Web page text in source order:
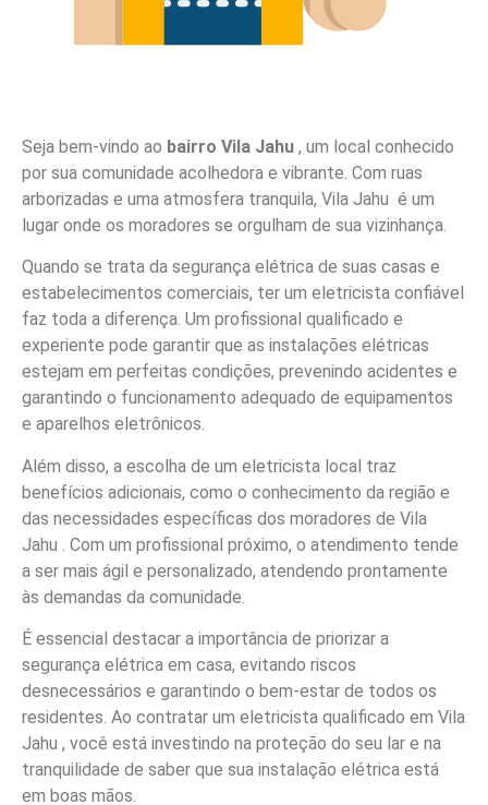
Seja bem-vindo ao bairro Vila Jahu , um local conhecido
por sua comunidade acolhedora e vibrante. Com ruas
arborizadas e uma atmosfera tranquila, Vila Jahu é um
lugar onde os moradores se orgulham de sua vizinhança.
Quando se trata da segurança elétrica de suas casas e
estabelecimentos comerciais, ter um eletricista confiável
faz toda a diferença. Um profissional qualificado e
experiente pode garantir que as instalações elétricas
estejam em perfeitas condições, prevenindo acidentes e
garantindo o funcionamento adequado de equipamentos
e aparelhos eletrônicos.
Além disso, a escolha de um eletricista local traz
benefícios adicionais, como o conhecimento da região e
das necessidades específicas dos moradores de Vila
Jahu . Com um profissional próximo, o atendimento tende
a ser mais ágil e personalizado, atendendo prontamente
às demandas da comunidade.
É essencial destacar a importância de priorizar a
segurança elétrica em casa, evitando riscos
desnecessários e garantindo o bem-estar de todos os
residentes. Ao contratar um eletricista qualificado em Vila
Jahu , você está investindo na proteção do seu lar e na
tranquilidade de saber que sua instalação elétrica está
em boas mãos.